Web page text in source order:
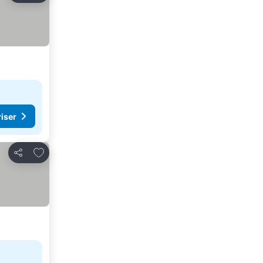
Del
Legg til i favoritter